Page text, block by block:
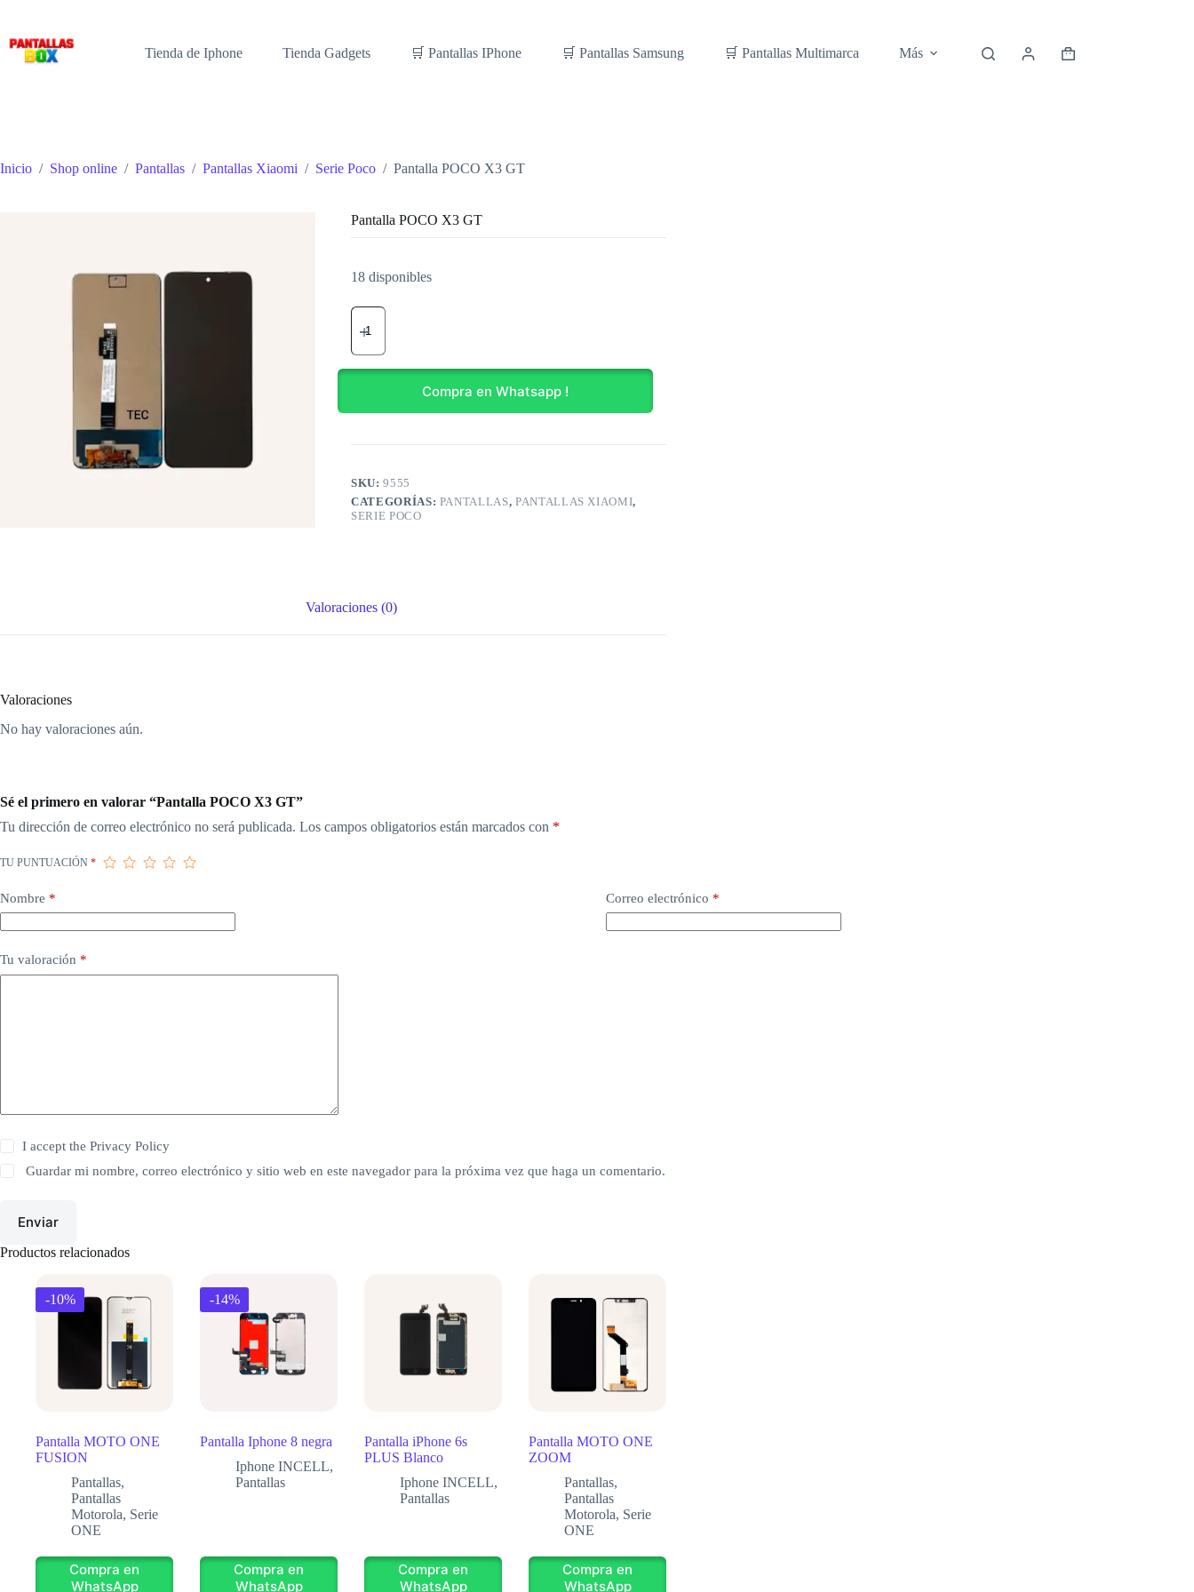
contenido
Tienda de Iphone
Tienda Gadgets 🛒 Pantallas IPhone 🛒 Pantallas Samsung 🛒 Pantallas Multimarca Más
Carro
Inicio / Shop online / Pantallas / Pantallas Xiaomi / Serie Poco / Pantalla POCO X3 GT
Pantalla POCO X3 GT
18 disponibles
Pantalla
POCO
GT
cantidad
Compra en Whatsapp !
SKU:9555
CATEGORÍAS: PANTALLAS, PANTALLAS XIAOMI,
SERIE POCO
Valoraciones (0)
Valoraciones
No hay valoraciones aún.
Sé el primero en valorar “Pantalla POCO X3 GT”
Tu dirección de correo electrónico no será publicada. Los campos obligatorios están marcados con *
TU PUNTUACIÓN *
Nombre * Correo electrónico *
Tu valoración *
I accept thePrivacy Policy
Guardar mi nombre, correo electrónico y sitio web en este navegador para la próxima vez que haga un comentario.
Enviar
Productos relacionados
-10%
Pantalla MOTO ONE
FUSION
Pantallas,
Pantallas
Motorola, Serie
ONE
Compra en
WhatsApp
-14%
Pantalla Iphone 8 negra
Iphone INCELL,
Pantallas
Compra en
WhatsApp
Pantalla iPhone 6s
PLUS Blanco
Iphone INCELL,
Pantallas
Compra en
WhatsApp
Pantalla MOTO ONE
ZOOM
Pantallas,
Pantallas
Motorola, Serie
ONE
Compra en
WhatsApp